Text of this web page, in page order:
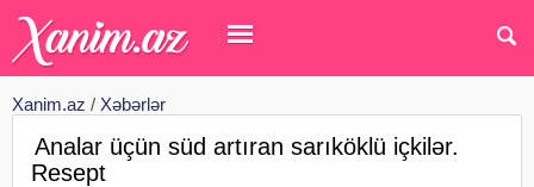
Xanim.az / Xəbərlər
Analar üçün süd artıran sarıköklü içkilər.
Resept